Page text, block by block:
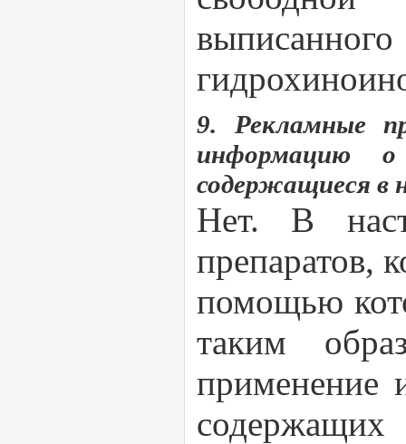
9. Рекламные
информацию
содержащиеся в
Нет. В
препаратов,
помощью
таким
применение